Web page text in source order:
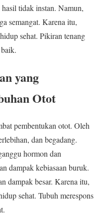
tidak instan. Namun,
semangat. Karena itu,
sehat. Pikiran tenang
yang
Otot
pembentukan otot. Oleh
dan begadang.
hormon dan
dampak kebiasaan buruk.
dampak besar. Karena itu,
sehat. Tubuh merespons